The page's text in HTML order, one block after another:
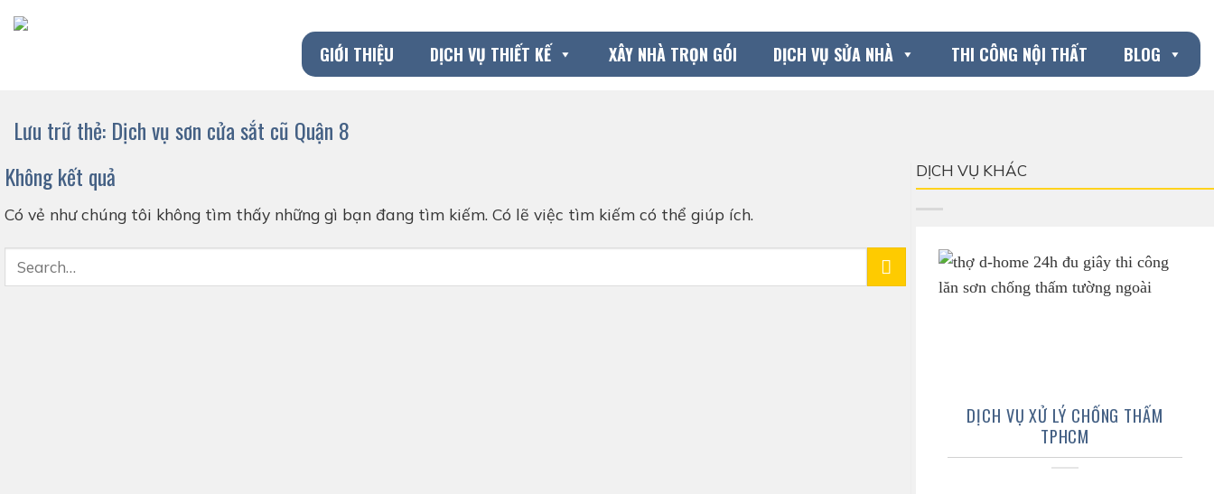
Chuyển
đến
GIỚI THIỆU DỊCH VỤ THIẾT KẾ XÂY NHÀ TRỌN GÓI DỊCH VỤ SỬA NHÀ THI CÔNG NỘI THẤT BLOG
Lưu trữ thẻ: Dịch vụ sơn cửa sắt cũ Quận 8
Không kết quả
Có vẻ như chúng tôi không tìm thấy những gì bạn đang tìm kiếm. Có lẽ việc tìm kiếm có thể giúp ích.
DỊCH VỤ KHÁC
DỊCH VỤ XỬ LÝ CHỐNG THẤM
TPHCM